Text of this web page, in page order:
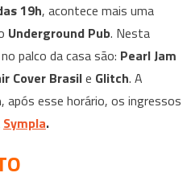
19h, acontece mais uma
Underground Pub. Nesta
palco da casa são: Pearl Jam
Cover Brasile Glitch. A
, após esse horário, os ingressos
Sympla.